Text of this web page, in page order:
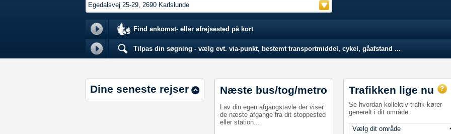
Find ankomst- eller afrejsested på kort
Tilpas din søgning - vælg evt. via-punkt, bestemt transportmiddel, cykel, gåafstand ...
Dine seneste rejser Næste bus/tog/metro
Lav din egen afgangstavle der viser
de næste afgange fra dit stoppested
eller station...
Trafikken lige nu
Se hvordan kollektiv trafik kører
generelt i dit område.